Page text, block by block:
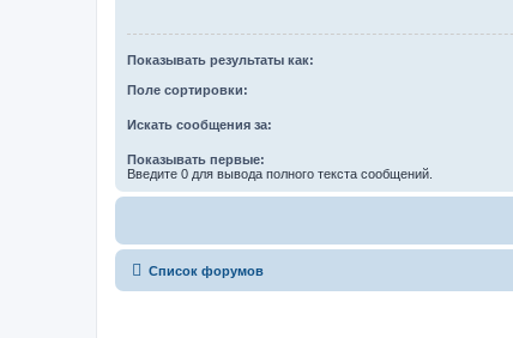
Показывать результаты как:
Поле сортировки:
Искать сообщения за:
Показывать первые:
Введите 0 для вывода полного текста сообщений.
Список форумов